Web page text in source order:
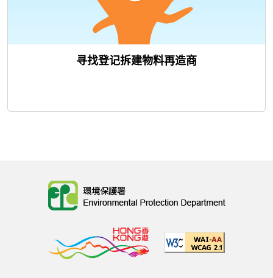
寻找登记拆建物料再造商